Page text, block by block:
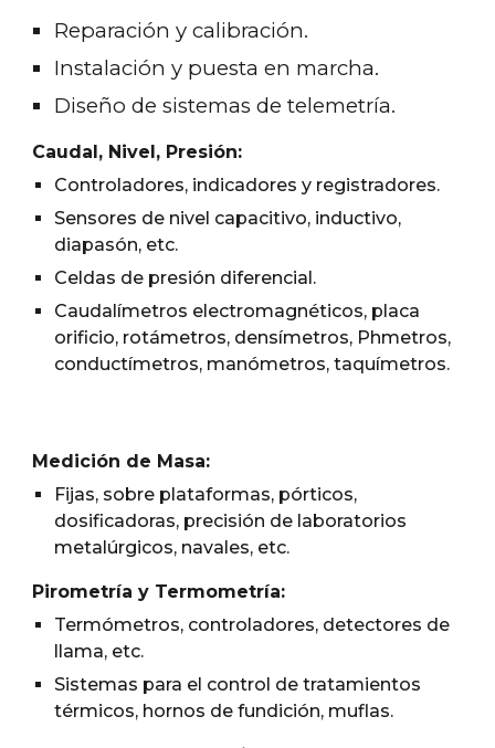
Reparación y calibración.
Instalación y puesta en marcha.
Diseño de sistemas de telemetría.
Caudal, Nivel, Presión:
Controladores, indicadores y registradores.
Sensores de nivel capacitivo, inductivo,
diapasón, etc.
Celdas de presión diferencial.
Caudalímetros electromagnéticos, placa
orificio, rotámetros, densímetros, Phmetros,
conductímetros, manómetros, taquímetros.
Medición de Masa:
Fijas, sobre plataformas, pórticos,
dosificadoras, precisión de laboratorios
metalúrgicos, navales, etc.
Pirometría y Termometría:
Termómetros, controladores, detectores de
llama, etc.
Sistemas para el control de tratamientos
térmicos, hornos de fundición, muflas.